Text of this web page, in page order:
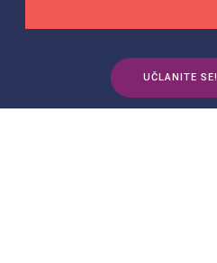
UČLANITE SE!